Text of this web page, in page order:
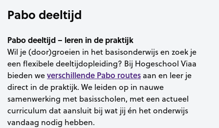
Pabo deeltijd
Pabo deeltijd – leren in de praktijk
Wil je (door)groeien in het basisonderwijs en zoek je
een flexibele deeltijdopleiding? Bij Hogeschool Viaa
bieden weverschillende Pabo routes aan en leer je
direct in de praktijk. We leiden op in nauwe
samenwerking met basisscholen, met een actueel
curriculum dat aansluit bij wat jij én het onderwijs
vandaag nodig hebben.